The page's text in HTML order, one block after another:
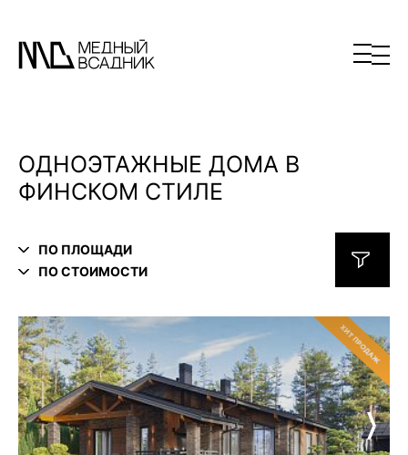
ОДНОЭТАЖНЫЕ ДОМА В
ФИНСКОМ СТИЛЕ
ПО ПЛОЩАДИ
ПО СТОИМОСТИ